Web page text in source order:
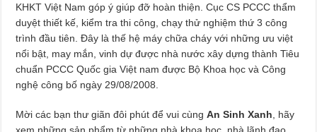
KHKT Việt Nam góp ý giúp đỡ hoàn thiện. Cục CS PCCC thẩm
duyệt thiết kế, kiểm tra thi công, chạy thử nghiệm thứ 3 công
trình đầu tiên. Đây là thế hệ máy chữa cháy với những ưu việt
nổi bật, may mắn, vinh dự được nhà nước xây dựng thành Tiêu
chuẩn PCCC Quốc gia Việt nam được Bộ Khoa học và Công
nghệ công bố ngày 29/08/2008.
Mời các bạn thư giãn đôi phút để vui cùngAn Sinh Xanh , hãy